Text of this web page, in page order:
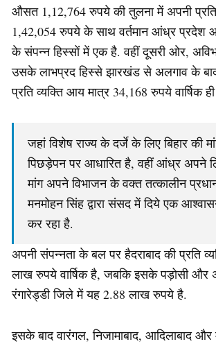
औसत 1,12,764 रुपये की तुलना में अपनी
1,42,054 रुपये के साथ वर्तमान आंध्र प्रदेश
के संपन्न हिस्सों में एक है. वहीं दूसरी ओर,
उसके लाभप्रद हिस्से झारखंड से अलगाव के बाद
प्रति व्यक्ति आय मात्र 34,168 रुपये वार्षिक
जहां विशेष राज्य के दर्जे के लिए बिहार की
पिछड़ेपन पर आधारित है, वहीं आंध्र अपने
मांग अपने विभाजन के वक्त तत्कालीन
मनमोहन सिंह द्वारा संसद में दिये एक
कर रहा है.
अपनी संपन्नता के बल पर हैदराबाद की प्रति
लाख रुपये वार्षिक है, जबकि इसके पड़ोसी और
रंगारेड्डी जिले में यह 2.88 लाख रुपये है.
इसके बाद वारंगल, निजामाबाद, आदिलाबाद